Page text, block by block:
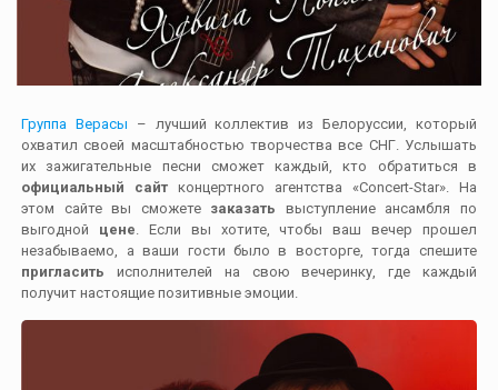
Группа Верасы – лучший коллектив из Белоруссии, который
охватил своей масштабностью творчества все СНГ. Услышать
их зажигательные песни сможет каждый, кто обратиться в
официальный сайт концертного агентства «Concert-Star». На
этом сайте вы сможете заказать выступление ансамбля по
выгодной цене . Если вы хотите, чтобы ваш вечер прошел
незабываемо, а ваши гости было в восторге, тогда спешите
пригласить исполнителей на свою вечеринку, где каждый
получит настоящие позитивные эмоции.